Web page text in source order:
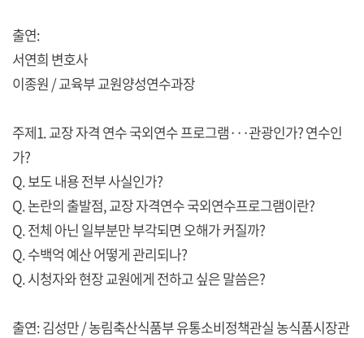
출연:
서연희 변호사
이종원 / 교육부 교원양성연수과장
주제1. 교장 자격 연수 국외연수 프로그램···관광인가? 연수인
가?
Q. 보도 내용 전부 사실인가?
Q. 논란의 출발점, 교장 자격연수 국외연수프로그램이란?
Q. 전체 아닌 일부분만 부각되면 오해가 커질까?
Q. 수백억 예산 어떻게 관리되나?
Q. 시청자와 현장 교원에게 전하고 싶은 말씀은?
출연: 김성만 / 농림축산식품부 유통소비정책관실 농식품시장관